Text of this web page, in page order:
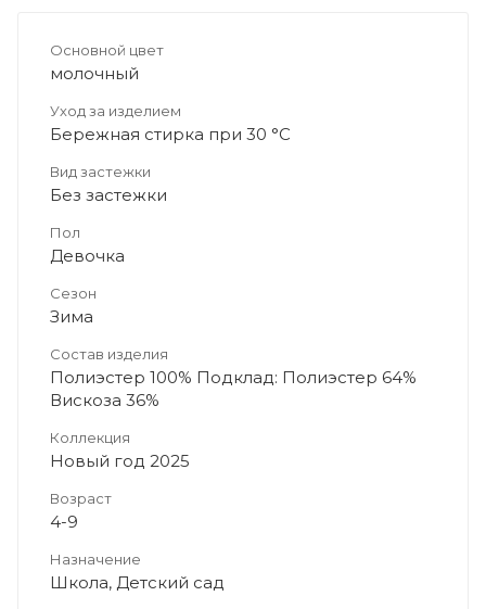
Основной цвет
молочный
Уход за изделием
Бережная стирка при 30 °C
Вид застежки
Без застежки
Пол
Девочка
Сезон
Зима
Состав изделия
Полиэстер 100% Подклад: Полиэстер 64%
Вискоза 36%
Коллекция
Новый год 2025
Возраст
4-9
Назначение
Школа, Детский сад